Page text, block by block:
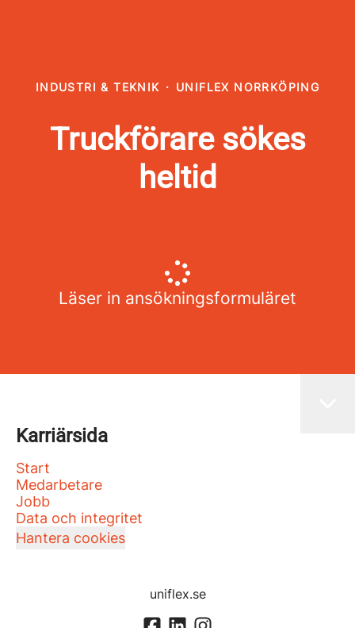
INDUSTRI & TEKNIK · UNIFLEX NORRKÖPING
Truckförare sökes
heltid
Läser in ansökningsformuläret
Karriärsida
Start
Medarbetare
Jobb
Data och integritet
Hantera cookies
uniflex.se